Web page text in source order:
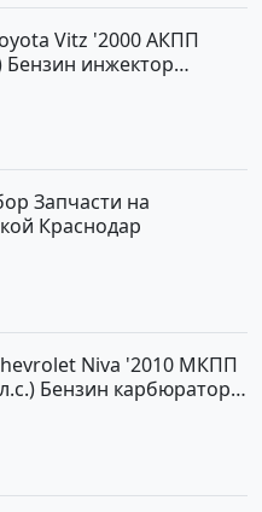
Vitz '2000 АКПП
Бензин инжектор
Запчасти на
Краснодар
Niva '2010 МКПП
Бензин карбюратор